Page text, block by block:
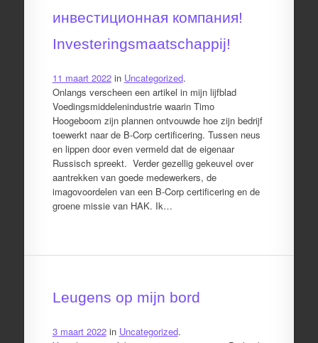
инвестиционная компания!
Investeringsmaatschappij!
11 maart 2022in Uncategorized.
Onlangs verscheen een artikel in mijn lijfblad
Voedingsmiddelenindustrie waarin Timo
Hoogeboom zijn plannen ontvouwde hoe zijn bedrijf
toewerkt naar de B-Corp certificering. Tussen neus
en lippen door even vermeld dat de eigenaar
Russisch spreekt. Verder gezellig gekeuvel over
aantrekken van goede medewerkers, de
imagovoordelen van een B-Corp certificering en de
groene missie van HAK. Ik…
Leugens op mijn bord
3 maart 2022in Uncategorized.